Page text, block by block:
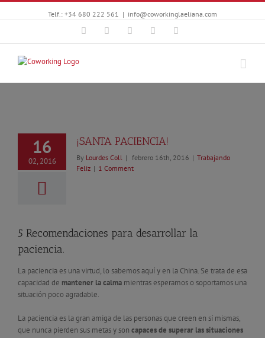
Telf.: +34 680 222 561 | info@coworkinglaeliana.com
FacebookTwitterYouTubeInstagramGoogle+
16
02, 2016
¡SANTA PACIENCIA!
By Lourdes Coll | febrero 16th, 2016 | Trabajando
Feliz | 1 Comment
5 Recomendaciones para desarrollar la
paciencia.
La paciencia es una virtud, lo sabemos aquí y en la China. Se trata de esa
capacidad de mantener la calma mientras esperamos o soportamos una
situación poco agradable.
La paciencia es la gran amiga de las personas que creen en sí mismas,
que nunca pierden sus metas y son capaces de superar las situaciones